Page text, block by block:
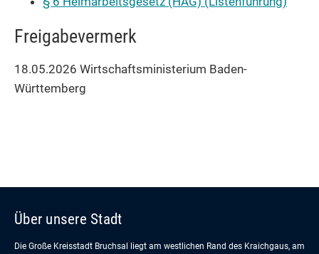
Freigabevermerk
18.05.2026 Wirtschaftsministerium Baden-
Württemberg
Über unsere Stadt
Die Große Kreisstadt Bruchsal liegt am westlichen Rand des Kraichgaus, am